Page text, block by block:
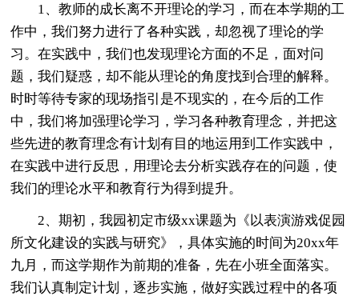
1、教师的成长离不开理论的学习，而在本学期的工
作中，我们努力进行了各种实践，却忽视了理论的学
习。在实践中，我们也发现理论方面的不足，面对问
题，我们疑惑，却不能从理论的角度找到合理的解释。
时时等待专家的现场指引是不现实的，在今后的工作
中，我们将加强理论学习，学习各种教育理念，并把这
些先进的教育理念有计划有目的地运用到工作实践中，
在实践中进行反思，用理论去分析实践存在的问题，使
我们的理论水平和教育行为得到提升。
2、期初，我园初定市级xx课题为《以表演游戏促园
所文化建设的实践与研究》，具体实施的时间为20xx年
九月，而这学期作为前期的准备，先在小班全面落实。
我们认真制定计划，逐步实施，做好实践过程中的各项